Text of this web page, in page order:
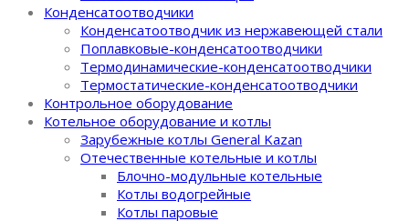
Конденсатоотводчики
Конденсатоотводчик из нержавеющей стали
Поплавковые-конденсатоотводчики
Термодинамические-конденсатоотводчики
Термостатические-конденсатоотводчики
Контрольное оборудование
Котельное оборудование и котлы
Зарубежные котлы General Kazan
Отечественные котельные и котлы
Блочно-модульные котельные
Котлы водогрейные
Котлы паровые